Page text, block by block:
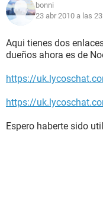
bonni
23 abr 2010 a las
Aqui tienes dos
dueños ahora es de
https://
https://
Espero haberte sido